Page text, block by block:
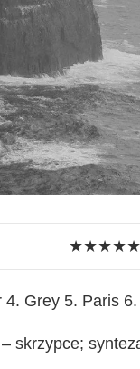
Grey 5. Paris
skrzypce;